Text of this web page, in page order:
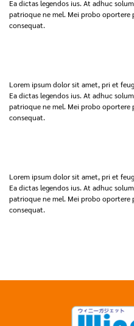
Ea dictas legendos ius. At adhuc
patrioque ne mel. Mei probo
consequat.
Lorem ipsum dolor sit amet, pri et
Ea dictas legendos ius. At adhuc
patrioque ne mel. Mei probo
consequat.
Lorem ipsum dolor sit amet, pri et
Ea dictas legendos ius. At adhuc
patrioque ne mel. Mei probo
consequat.